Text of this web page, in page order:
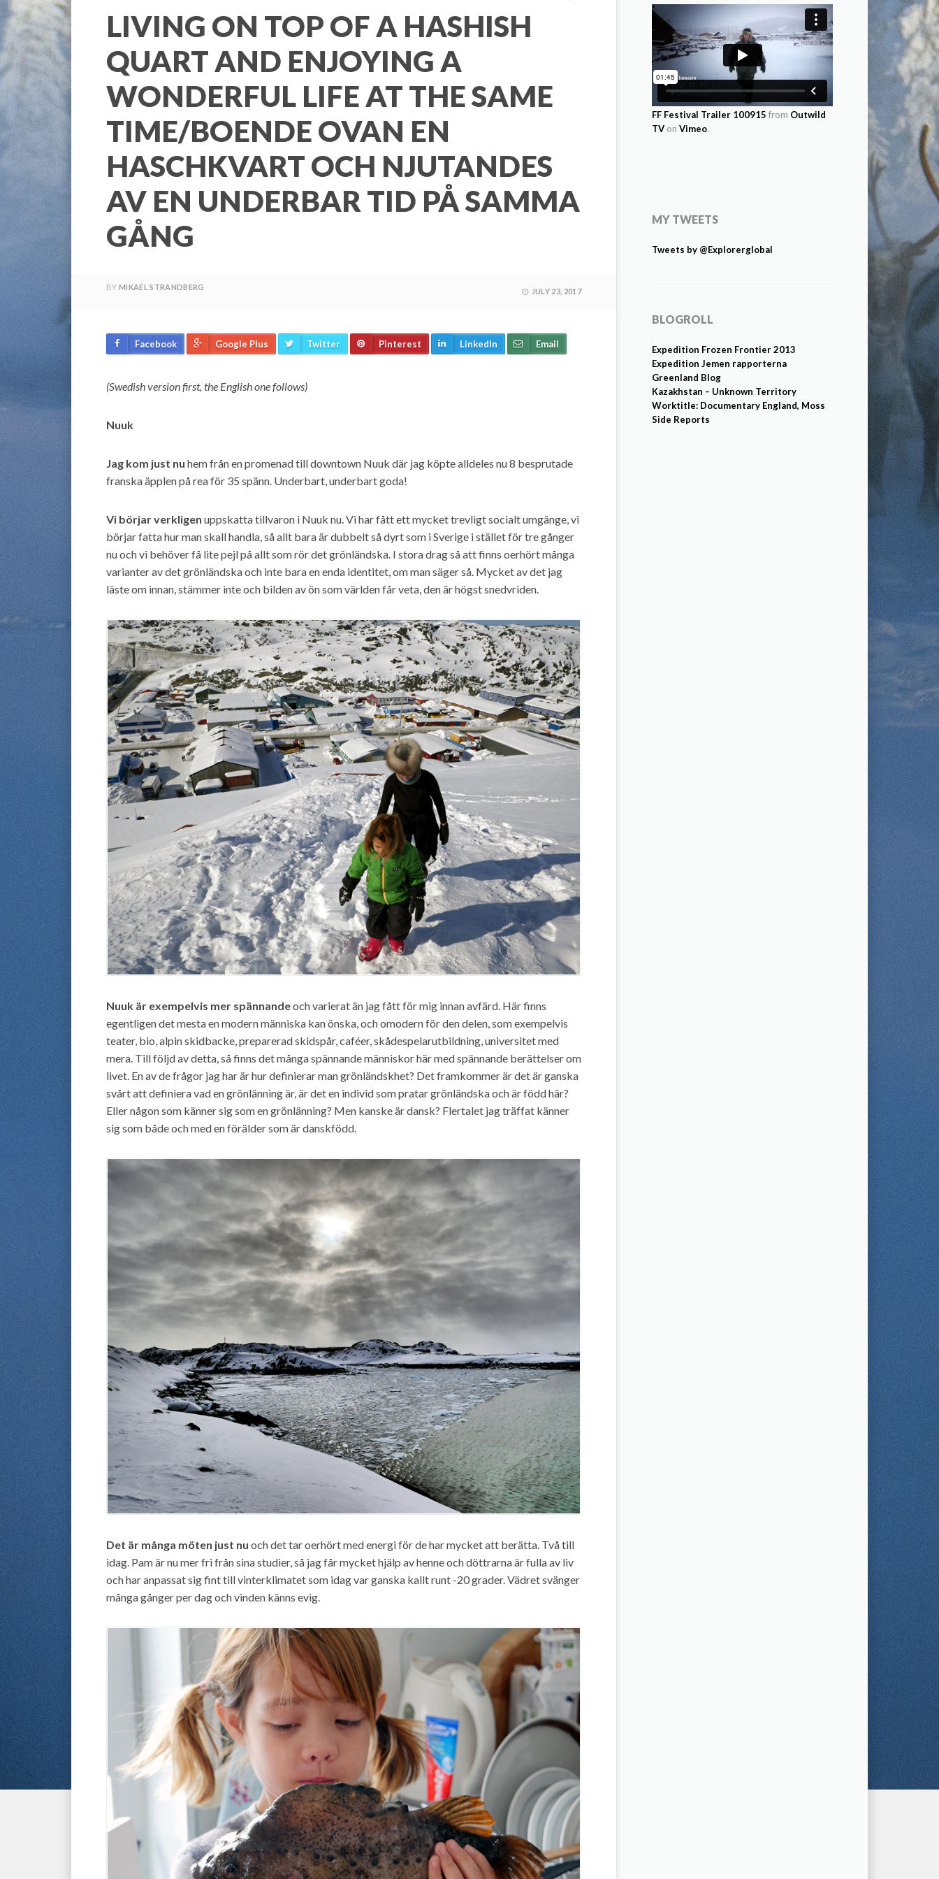
LIVING ON TOP OF A HASHISH
QUART AND ENJOYING A
WONDERFUL LIFE AT THE SAME
TIME/BOENDE OVAN EN
HASCHKVART OCH NJUTANDES
AV EN UNDERBAR TID PÅ SAMMA
GÅNG
BY MIKAEL STRANDBERG JULY 23, 2017
Facebook Google Plus Twitter Pinterest LinkedIn Email
(Swedish version first, the English one follows)
Nuuk
Jag kom just nu hem från en promenad till downtown Nuuk där jag köpte alldeles nu 8 besprutade
franska äpplen på rea för 35 spänn. Underbart, underbart goda!
Vi börjar verkligen uppskatta tillvaron i Nuuk nu. Vi har fått ett mycket trevligt socialt umgänge, vi
börjar fatta hur man skall handla, så allt bara är dubbelt så dyrt som i Sverige i stället för tre gånger
nu och vi behöver få lite pejl på allt som rör det grönländska. I stora drag så att finns oerhört många
varianter av det grönländska och inte bara en enda identitet, om man säger så. Mycket av det jag
läste om innan, stämmer inte och bilden av ön som världen får veta, den är högst snedvriden.
Nuuk är exempelvis mer spännandeoch varierat än jag fått för mig innan avfärd. Här finns
egentligen det mesta en modern människa kan önska, och omodern för den delen, som exempelvis
teater, bio, alpin skidbacke, preparerad skidspår, caféer, skådespelarutbildning, universitet med
mera. Till följd av detta, så finns det många spännande människor här med spännande berättelser om
livet. En av de frågor jag har är hur definierar man grönländskhet? Det framkommer är det är ganska
svårt att definiera vad en grönlänning är, är det en individ som pratar grönländska och är född här?
Eller någon som känner sig som en grönlänning? Men kanske är dansk? Flertalet jag träffat känner
sig som både och med en förälder som är danskfödd.
Det är många möten just nu och det tar oerhört med energi för de har mycket att berätta. Två till
idag. Pam är nu mer fri från sina studier, så jag får mycket hjälp av henne och döttrarna är fulla av liv
och har anpassat sig fint till vinterklimatet som idag var ganska kallt runt -20 grader. Vädret svänger
många gånger per dag och vinden känns evig.
FF Festival Trailer 100915 from Outwild
TV on Vimeo.
MY TWEETS
Tweets by @Explorerglobal
BLOGROLL
Expedition Frozen Frontier 2013
Expedition Jemen rapporterna
Greenland Blog
Kazakhstan – Unknown Territory
Worktitle: Documentary England, Moss
Side Reports